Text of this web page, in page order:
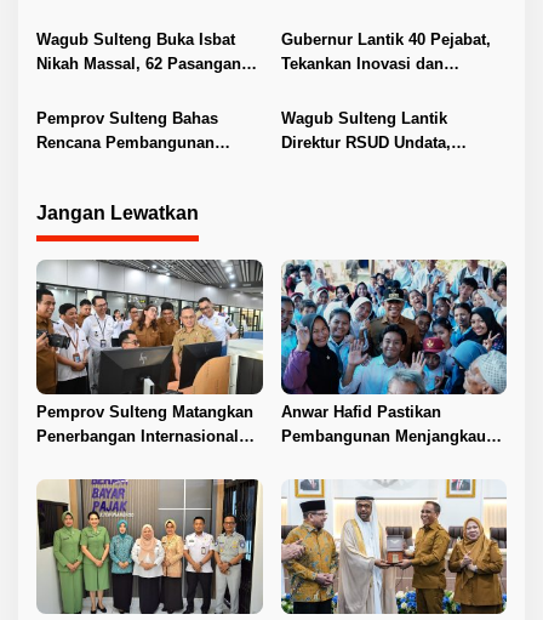
Wagub Sulteng Buka Isbat
Nikah Massal, 62 Pasangan
Gubernur Lantik 40 Pejabat,
Tekankan Inovasi dan
Pemprov Sulteng Bahas
Rencana Pembangunan
Wagub Sulteng Lantik
Direktur RSUD Undata,
Jangan Lewatkan
Pemprov Sulteng Matangkan
Penerbangan Internasional
Anwar Hafid Pastikan
Pembangunan Menjangkau